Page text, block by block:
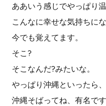
ああいう感じでやっぱり
こんなに幸せな気持ちに
今でも覚えてます。
そこ?
そこなんだ?みたいな。
やっぱり沖縄といったら、
沖縄そばってね、有名です